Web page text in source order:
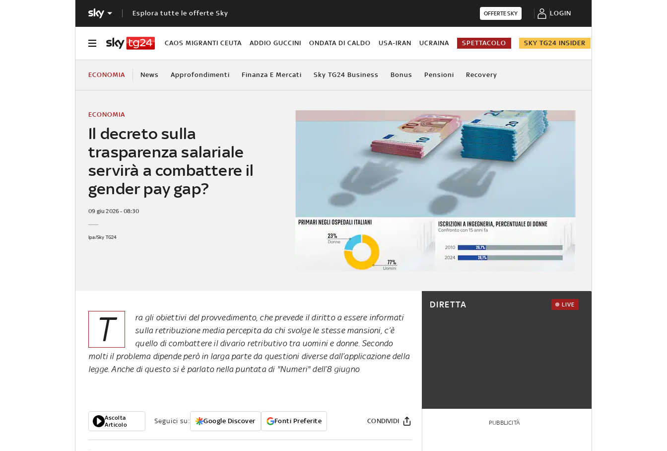
Esplora tutte le offerte Sky OFFERTE SKY LOGIN
CAOS MIGRANTI CEUTA ADDIO GUCCINI ONDATA DI CALDO USA-IRAN UCRAINA SPETTACOLO SKY TG24 INSIDER
ECONOMIA News Approfondimenti Finanza E Mercati Sky TG24 Business Bonus Pensioni Recovery
Il decreto sulla
trasparenza salariale
servirà a combattere il
gender pay gap?
ECONOMIA
09 giu 2026 - 08:30
Ipa/Sky TG24
T
ra gli obiettivi del provvedimento, che prevede il diritto a essere informati
sulla retribuzione media percepita da chi svolge le stesse mansioni, c’è
quello di combattere il divario retributivo tra uomini e donne. Secondo
molti il problema dipende però in larga parte da questioni diverse dall’applicazione della
legge. Anche di questo si è parlato nella puntata di "Numeri" dell’8 giugno
Ascolta
Articolo
Seguici su: Google Discover Fonti Preferite CONDIVIDI
DIRETTA LIVE
PUBBLICITÀ